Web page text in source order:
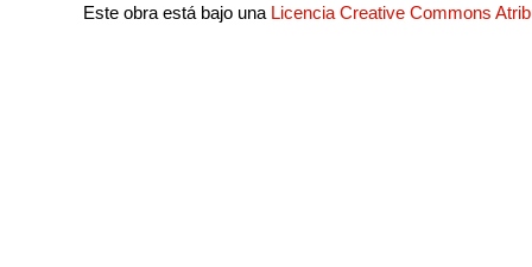
Este obra está bajo una Licencia Creative Commons